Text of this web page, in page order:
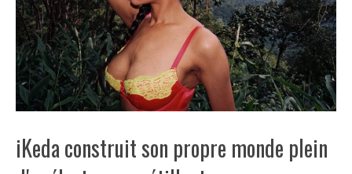
iKeda construit son propre monde plein